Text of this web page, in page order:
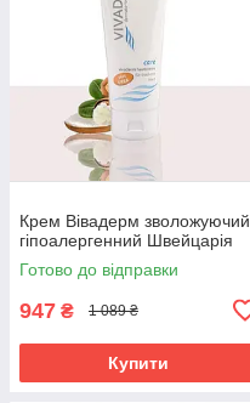
Крем Вівадерм зволожуючий
гіпоалергенний Швейцарія
Готово до відправки
947 ₴ 1 089 ₴
Купити